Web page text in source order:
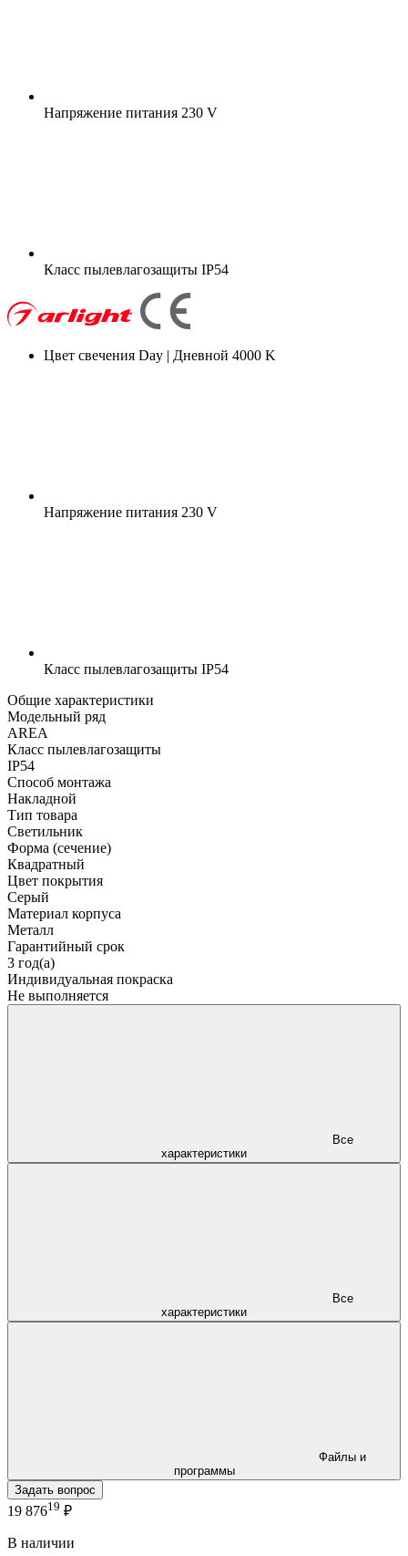
Напряжение питания 230 V
Класс пылевлагозащиты IP54
Цвет свечения Day | Дневной 4000 K
Напряжение питания 230 V
Класс пылевлагозащиты IP54
Общие характеристики
Модельный ряд
AREA
Класс пылевлагозащиты
IP54
Способ монтажа
Накладной
Тип товара
Светильник
Форма (сечение)
Квадратный
Цвет покрытия
Серый
Материал корпуса
Металл
Гарантийный срок
3 год(а)
Индивидуальная покраска
Не выполняется
характеристики
характеристики
программы
Задать вопрос
19 87619 ₽
В наличии